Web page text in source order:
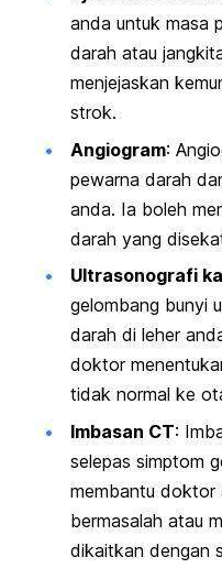
anda untuk masa
darah atau
menjejaskan
strok.
Angiogram:
pewarna darah
anda. Ia boleh
darah yang
Ultrasonografi
gelombang bunyi
darah di leher
doktor
tidak normal ke
Imbasan CT:
selepas simptom
membantu doktor
bermasalah atau
dikaitkan dengan